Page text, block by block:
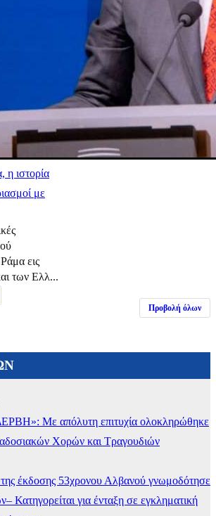
η ιστορία
με
εις
των Ελλ...
Προβολή όλων
Με απόλυτη επιτυχία ολοκληρώθηκε
Χορών και Τραγουδιών
έκδοσης 53χρονου Αλβανού γνωμοδότησε
Κατηγορείται για ένταξη σε εγκληματική